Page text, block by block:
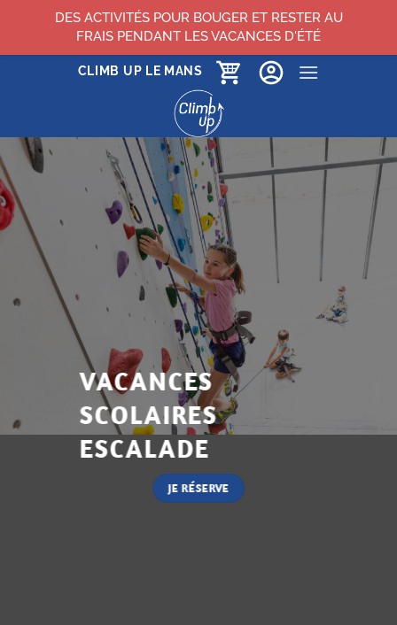
CLIMB UP LE MANS
VACANCES
SCOLAIRES
ESCALADE
JE RÉSERVE
DES ACTIVITÉS POUR BOUGER ET RESTER AU
FRAIS PENDANT LES VACANCES D'ÉTÉ